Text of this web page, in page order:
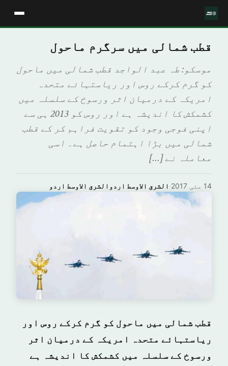
قطب شمالی میں سرگرم ماحول
موسکو: طہ عبد الواجد قطب شمالی میں ماحول
کو گرم کرکے روس اور ریاستہائے متحدہ
امریکہ کے درمیان اثر ورسوخ کے سلسلہ میں
کشمکش کا اندیشہ ہے اور روس کو 2013 ہی سے
اپنی فوجی وجود کو تقویت فراہم کر کے قطب
شمالی میں بڑا اہتمام حاصل ہے۔ اسی
معاملہ نے […]
الشرق الاوسط اردوالشرق الاوسط اردو · 14 مئی 2017
قطب شمالی میں ماحول کو گرم کرکے روس اور
ریاستہائے متحدہ امریکہ کے درمیان اثر
ورسوخ کے سلسلہ میں کشمکش کا اندیشہ ہے